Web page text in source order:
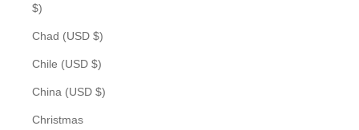
$)
Chad (USD $)
Chile (USD $)
China (USD $)
Christmas